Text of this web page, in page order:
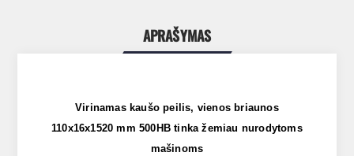
APRAŠYMAS
Virinamas kaušo peilis, vienos briaunos
110x16x1520 mm 500HB tinka žemiau nurodytoms
mašinoms